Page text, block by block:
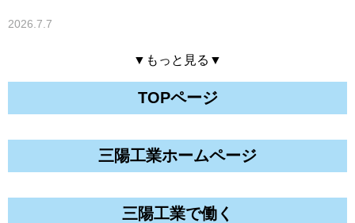
2026.7.7
▼もっと見る▼
TOPページ
三陽工業ホームページ
三陽工業で働く